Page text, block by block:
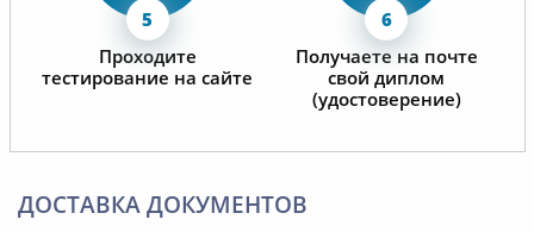
Проходите
тестирование на сайте
Получаете на почте
свой диплом
(удостоверение)
ДОСТАВКА ДОКУМЕНТОВ